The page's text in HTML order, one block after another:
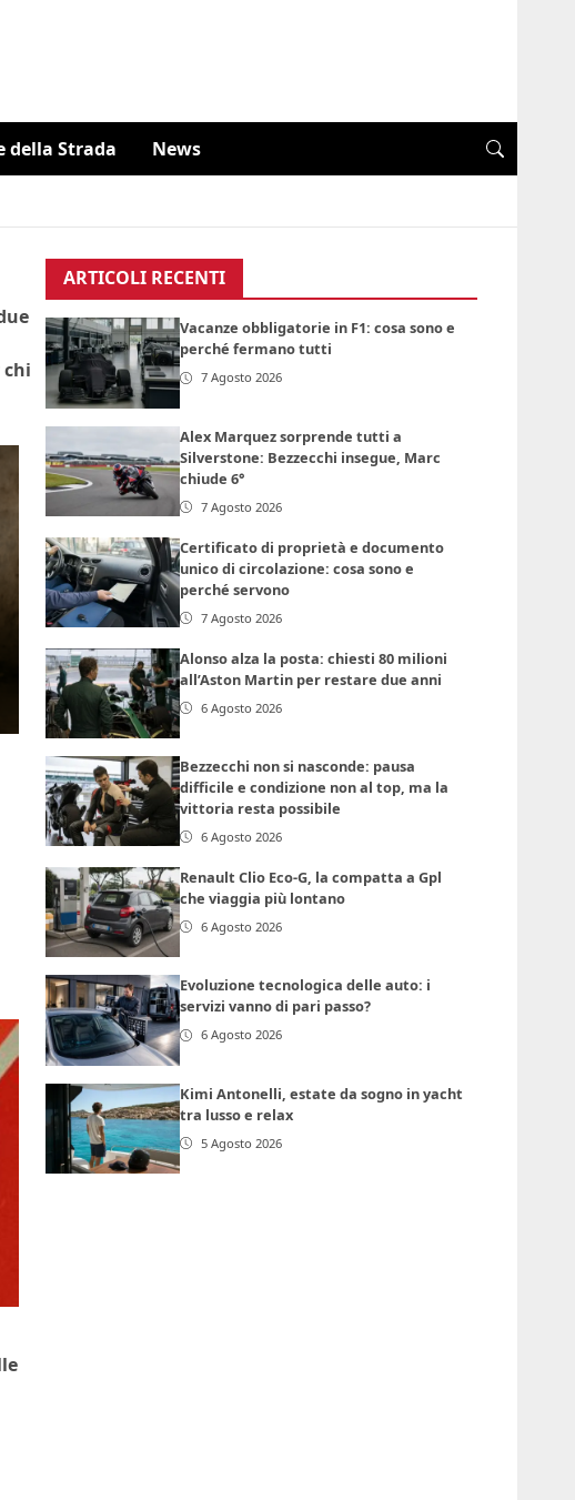
della Strada News
ARTICOLI RECENTI
Vacanze obbligatorie in F1: cosa sono e
perché fermano tutti
7 Agosto 2026
Alex Marquez sorprende tutti a
Silverstone: Bezzecchi insegue, Marc
chiude 6°
7 Agosto 2026
Certificato di proprietà e documento
unico di circolazione: cosa sono e
perché servono
7 Agosto 2026
Alonso alza la posta: chiesti 80 milioni
all’Aston Martin per restare due anni
6 Agosto 2026
Bezzecchi non si nasconde: pausa
difficile e condizione non al top, ma la
vittoria resta possibile
6 Agosto 2026
Renault Clio Eco-G, la compatta a Gpl
che viaggia più lontano
6 Agosto 2026
Evoluzione tecnologica delle auto: i
servizi vanno di pari passo?
6 Agosto 2026
Kimi Antonelli, estate da sogno in yacht
tra lusso e relax
5 Agosto 2026